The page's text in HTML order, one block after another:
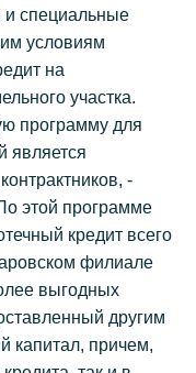
и специальные
условиям
на
участка.
программу для
является
-
этой программе
кредит всего
филиале
выгодных
другим
капитал, причем,